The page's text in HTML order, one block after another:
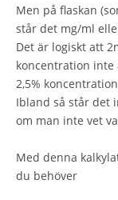
Men på flaskan
står det mg/ml
Det är logiskt att
koncentration inte
2,5%
Ibland så står det
om man inte vet
Med denna
du behöver